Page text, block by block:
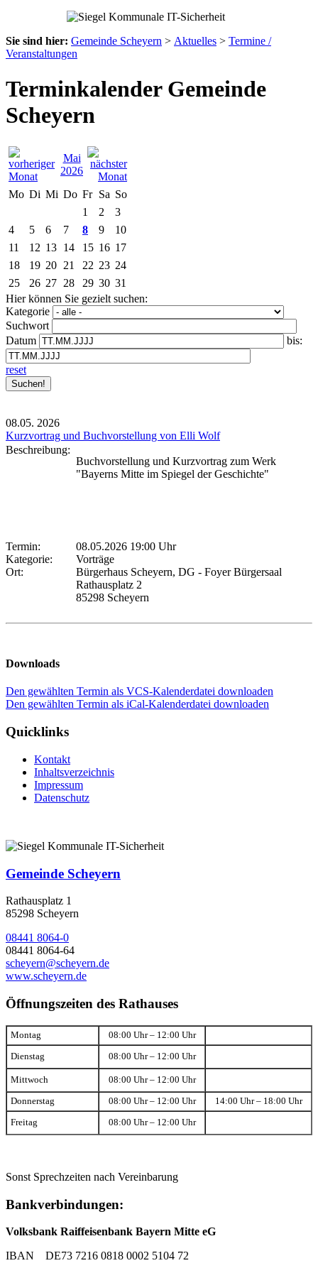
Sie sind hier: Gemeinde Scheyern > Aktuelles > Termine /
Veranstaltungen
Terminkalender Gemeinde
Scheyern
Mai
2026
Mo Di Mi Do Fr Sa So
1
2
3
4
5 6 7 8 9
10
11
12 13 14 15 16 17
18
19 20 21 22 23 24
25
26 27 28 29 30 31
Hier können Sie gezielt suchen:
Kategorie
Suchwort
Datum
bis:
reset
08.05. 2026
Kurzvortrag und Buchvorstellung von Elli Wolf
Beschreibung:
Buchvorstellung und Kurzvortrag zum Werk
"Bayerns Mitte im Spiegel der Geschichte"
Termin:
08.05.2026 19:00 Uhr
Kategorie:
Vorträge
Ort:
Bürgerhaus Scheyern, DG - Foyer Bürgersaal
Rathausplatz 2
85298 Scheyern
Downloads
Den gewählten Termin als VCS-Kalenderdatei downloaden
Den gewählten Termin als iCal-Kalenderdatei downloaden
Quicklinks
Kontakt
Inhaltsverzeichnis
Impressum
Datenschutz
Gemeinde Scheyern
Rathausplatz 1
85298 Scheyern
08441 8064-0
08441 8064-64
scheyern@scheyern.de
www.scheyern.de
Öffnungszeiten des Rathauses
Montag 08:00 Uhr – 12:00 Uhr
Dienstag 08:00 Uhr – 12:00 Uhr
Mittwoch 08:00 Uhr – 12:00 Uhr
Donnerstag 08:00 Uhr – 12:00 Uhr 14:00 Uhr – 18:00 Uhr
Freitag 08:00 Uhr – 12:00 Uhr
Sonst Sprechzeiten nach Vereinbarung
Bankverbindungen:
Volksbank Raiffeisenbank Bayern Mitte eG
IBAN DE73 7216 0818 0002 5104 72